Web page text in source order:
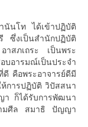
นโท ได้เข้าปฏิบัติ
ซึ่งเป็นสำนักปฏิบัติ
าสภเถระ เป็นพระ
บอารมณ์เป็นประจำ
คือพระอาจารย์ดีมี
การปฏิบัติ วิปัสสนา
า ก็ได้รับการพัฒนา
ามศีล สมาธิ ปัญญา